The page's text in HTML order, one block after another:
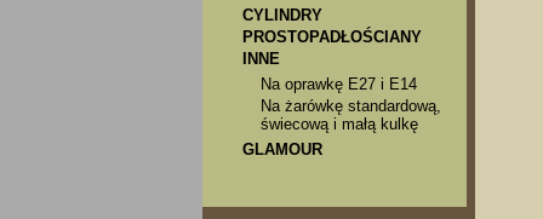
CYLINDRY
PROSTOPADŁOŚCIANY
INNE
Na oprawkę E27 i E14
Na żarówkę standardową,
świecową i małą kulkę
GLAMOUR